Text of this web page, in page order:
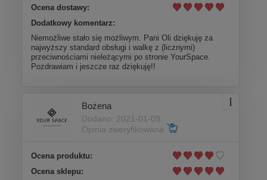
Ocena dostawy:
Dodatkowy komentarz:
Niemożliwe stało się możliwym. Pani Oli dziękuję za
najwyższy standard obsługi i walkę z (licznymi)
przeciwnościami nieleżącymi po stronie YourSpace.
Pozdrawiam i jeszcze raz dziękuję!!
Bożena
Dodano: 2021-01-09
Opinia zweryfikowana
Ocena produktu:
Ocena sklepu: